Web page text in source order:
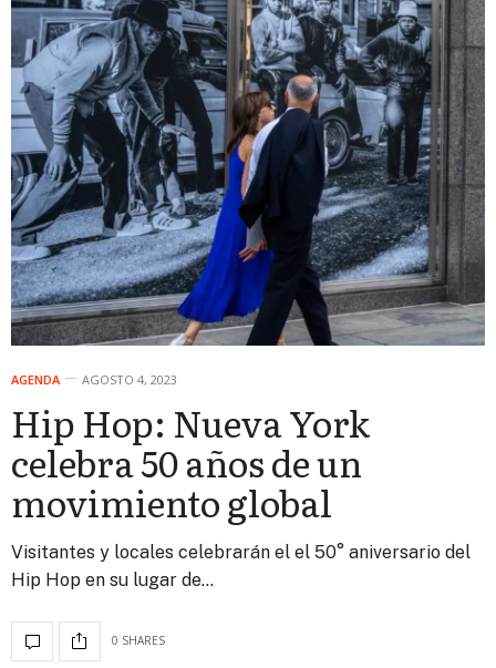
AGENDA AGOSTO 4, 2023
Hip Hop: Nueva York
celebra 50 años de un
movimiento global
Visitantes y locales celebrarán el el 50° aniversario del
Hip Hop en su lugar de…
0 SHARES